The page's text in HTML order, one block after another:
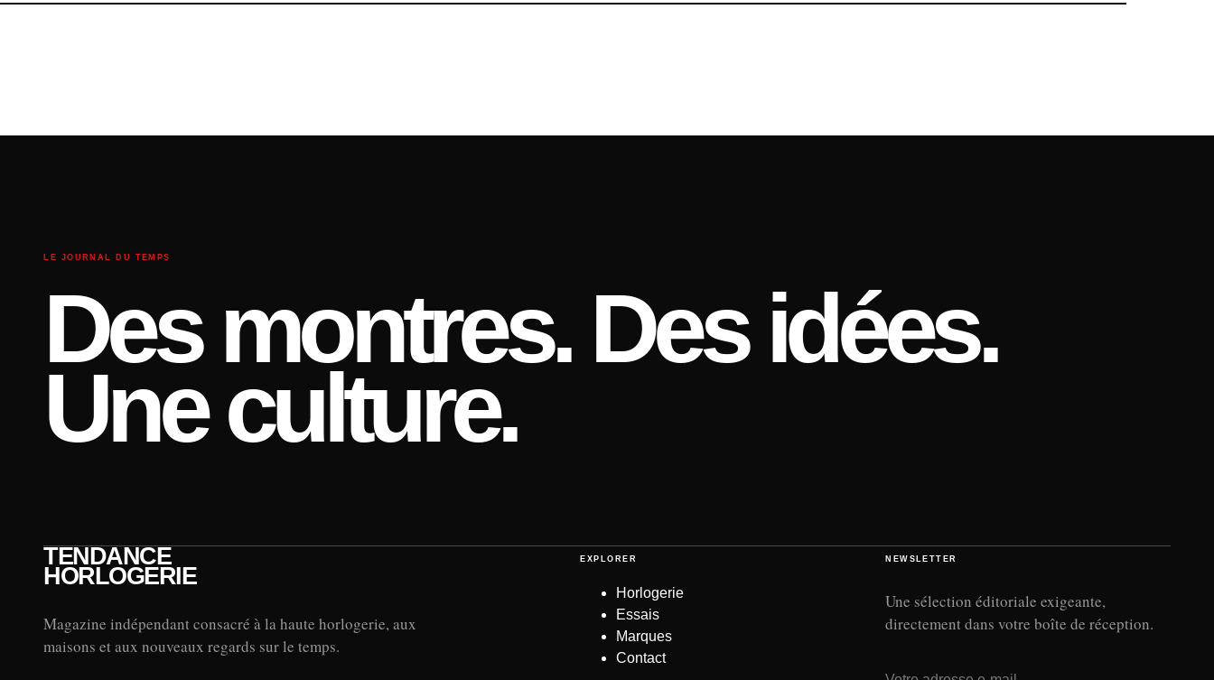
LE JOURNAL DU TEMPS
Des montres. Des idées.
Une culture.
TENDANCE
HORLOGERIE
Magazine indépendant consacré à la haute horlogerie, aux
maisons et aux nouveaux regards sur le temps.
EXPLORER
Horlogerie
Essais
Marques
Contact
NEWSLETTER
Une sélection éditoriale exigeante,
directement dans votre boîte de réception.